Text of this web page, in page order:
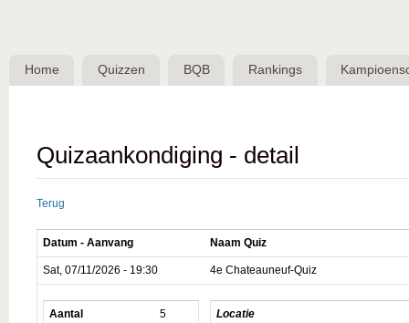
Belgische
QuizBond
Home Quizzen BQB Rankings
Quizaankondiging - detail
Terug
Datum - Aanvang Naam Quiz
Sat, 07/11/2026 - 19:30 4e Chateauneuf-Quiz
Aantal
5 Locatie